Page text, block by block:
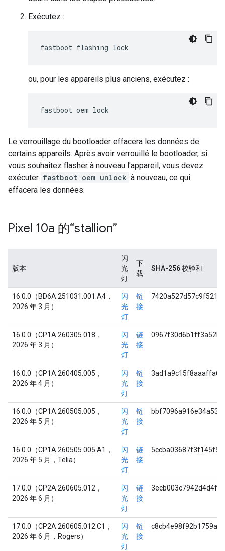
Exécutez :
ou, pour les appareils plus anciens, exécutez :
Le verrouillage du bootloader effacera les données de
certains appareils. Après avoir verrouillé le bootloader, si
vous souhaitez flasher à nouveau l'appareil, vous devez
exécuter fastboot oem unlock à nouveau, ce qui
effacera les données.
Pixel 10a 的“stallion”
版本
闪
光
灯
下
载
SHA-256 校验和
16.0.0（BD6A.251031.001.A4，
2026 年 3 月）
闪
光
灯
链
接
16.0.0（CP1A.260305.018，
2026 年 3 月）
闪
光
灯
链
接
16.0.0（CP1A.260405.005，
2026 年 4 月）
闪
光
灯
链
接
16.0.0（CP1A.260505.005，
2026 年 5 月）
闪
光
灯
链
接
16.0.0（CP1A.260505.005.A1，
2026 年 5 月，Telia）
闪
光
灯
链
接
17.0.0（CP2A.260605.012，
2026 年 6 月）
闪
光
灯
链
接
17.0.0（CP2A.260605.012.C1，
2026 年 6 月，Rogers）
闪
光
灯
链
接